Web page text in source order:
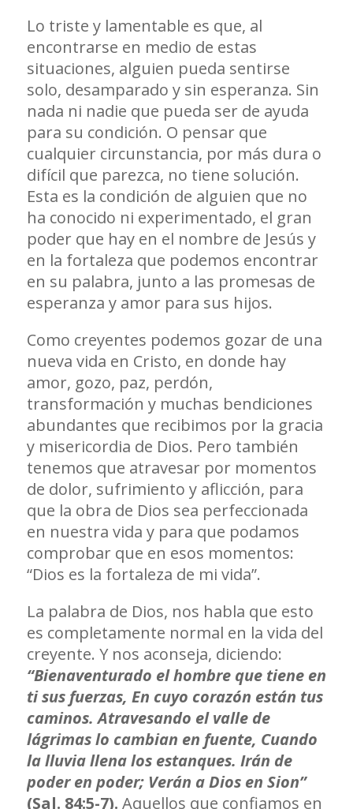
Lo triste y lamentable es que, al
encontrarse en medio de estas
situaciones, alguien pueda sentirse
solo, desamparado y sin esperanza. Sin
nada ni nadie que pueda ser de ayuda
para su condición. O pensar que
cualquier circunstancia, por más dura o
difícil que parezca, no tiene solución.
Esta es la condición de alguien que no
ha conocido ni experimentado, el gran
poder que hay en el nombre de Jesús y
en la fortaleza que podemos encontrar
en su palabra, junto a las promesas de
esperanza y amor para sus hijos.
Como creyentes podemos gozar de una
nueva vida en Cristo, en donde hay
amor, gozo, paz, perdón,
transformación y muchas bendiciones
abundantes que recibimos por la gracia
y misericordia de Dios. Pero también
tenemos que atravesar por momentos
de dolor, sufrimiento y aflicción, para
que la obra de Dios sea perfeccionada
en nuestra vida y para que podamos
comprobar que en esos momentos:
“Dios es la fortaleza de mi vida”.
La palabra de Dios, nos habla que esto
es completamente normal en la vida del
creyente. Y nos aconseja, diciendo:
“Bienaventurado el hombre que tiene en
ti sus fuerzas, En cuyo corazón están tus
caminos. Atravesando el valle de
lágrimas lo cambian en fuente, Cuando
la lluvia llena los estanques. Irán de
poder en poder; Verán a Dios en Sion”
(Sal. 84:5-7). Aquellos que confiamos en